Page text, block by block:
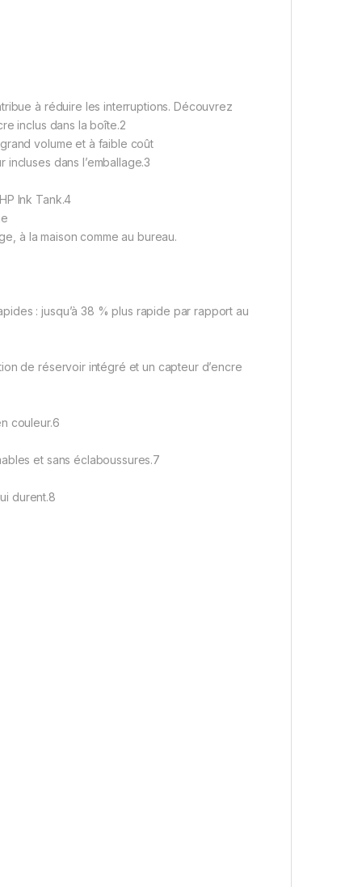
à réduire les interruptions. Découvrez
inclus dans la boîte.2
volume et à faible coût
dans l’emballage.3
Ink Tank.4
à la maison comme au bureau.
: jusqu’à 38 % plus rapide par rapport au
de réservoir intégré et un capteur d’encre
couleur.6
et sans éclaboussures.7
durent.8